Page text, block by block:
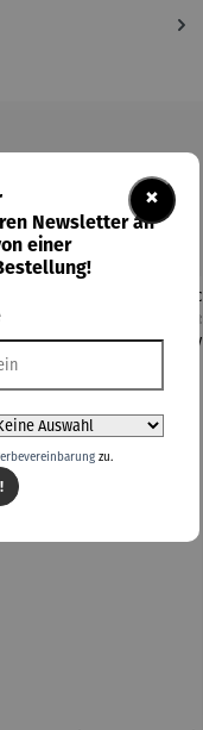
×
Newsletter an
einer
zu.